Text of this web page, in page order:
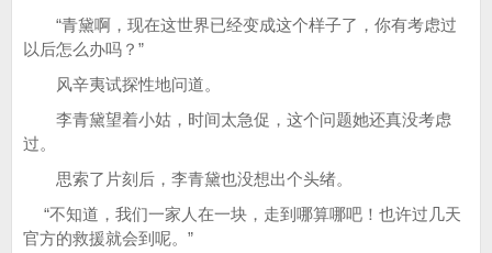
“青黛啊，现在这世界已经变成这个样子了，你有考虑过
以后怎么办吗？”
风辛夷试探性地问道。
李青黛望着小姑，时间太急促，这个问题她还真没考虑
过。
思索了片刻后，李青黛也没想出个头绪。
“不知道，我们一家人在一块，走到哪算哪吧！也许过几天
官方的救援就会到呢。”